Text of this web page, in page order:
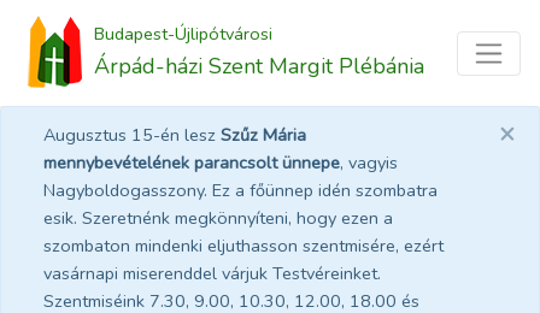
Budapest-Újlipótvárosi
Árpád-házi Szent Margit Plébánia
Augusztus 15-én lesz Szűz Mária
mennybevételének parancsolt ünnepe, vagyis
Nagyboldogasszony. Ez a főünnep idén szombatra
esik. Szeretnénk megkönnyíteni, hogy ezen a
szombaton mindenki eljuthasson szentmisére, ezért
vasárnapi miserenddel várjuk Testvéreinket.
Szentmiséink 7.30, 9.00, 10.30, 12.00, 18.00 és
×